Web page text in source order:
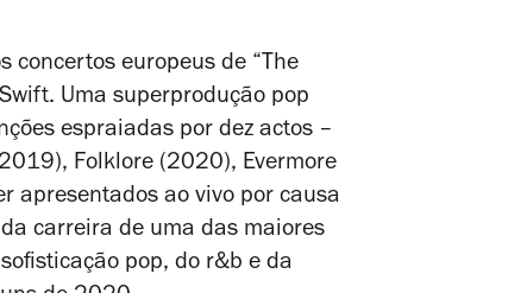
concertos europeus de “The
Uma superprodução pop
espraiadas por dez actos –
Folklore (2020), Evermore
apresentados ao vivo por causa
carreira de uma das maiores
pop, do r&b e da